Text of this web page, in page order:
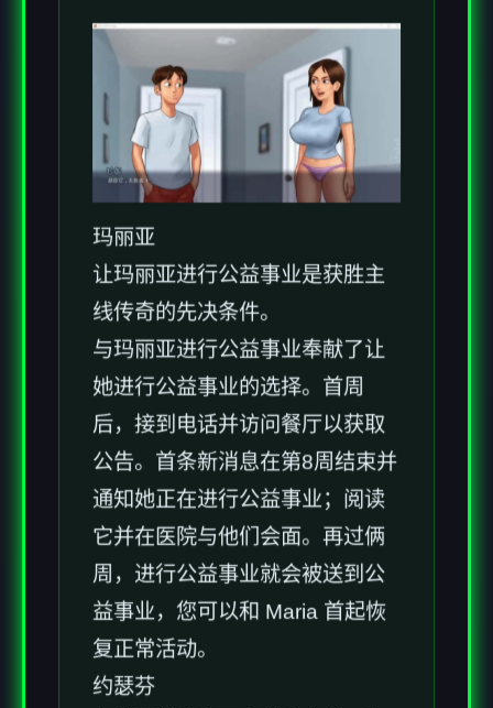
玛丽亚
让玛丽亚进行公益事业是获胜主
线传奇的先决条件。
与玛丽亚进行公益事业奉献了让
她进行公益事业的选择。首周
后，接到电话并访问餐厅以获取
公告。首条新消息在第8周结束并
通知她正在进行公益事业；阅读
它并在医院与他们会面。再过俩
周，进行公益事业就会被送到公
益事业，您可以和 Maria 首起恢
复正常活动。
约瑟芬